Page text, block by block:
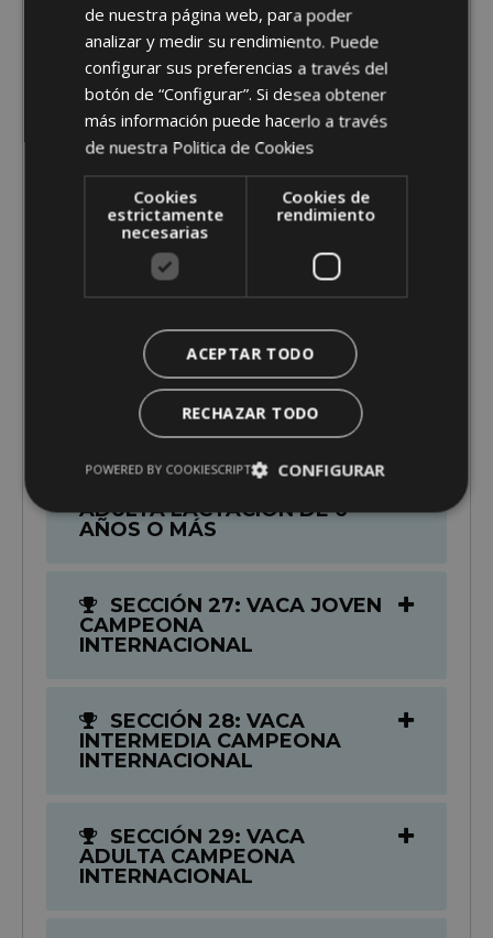
SECCIÓN 16: VACA JOVEN
LACTACIÓN DE 30 A 36
MESES
SECCIÓN 17: VACA
(3 AÑOS)
SECCIÓN 19: VACA
INTERMEDIA LACTACIÓN 4
AÑOS
SECCIÓN 20: VACA
ADULTA LACTACIÓN DE 5
AÑOS
ADULTA LACTACIÓN DE 6
AÑOS O MÁS
SECCIÓN 27: VACA JOVEN
CAMPEONA
INTERNACIONAL
SECCIÓN 28: VACA
INTERMEDIA CAMPEONA
INTERNACIONAL
SECCIÓN 29: VACA
ADULTA CAMPEONA
INTERNACIONAL
de nuestra página web, para poder
analizar y medir su rendimiento. Puede
configurar sus preferencias a través del
botón de “Configurar”. Si desea obtener
más información puede hacerlo a través
de nuestra Politica de Cookies
Cookies
estrictamente
necesarias
Cookies de
rendimiento
ACEPTAR TODO
RECHAZAR TODO
CONFIGURAR
POWERED BY COOKIESCRIPT